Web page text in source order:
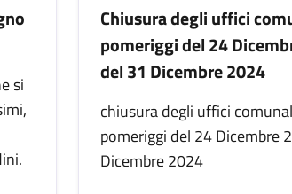
si
Chiusura degli uffici
pomeriggi del 24
del 31 Dicembre 2024
chiusura degli uffici
pomeriggi del 24 Dicembre
Dicembre 2024